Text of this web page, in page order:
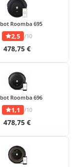
Roomba 695
2,5 /10
478,75 €
Roomba 696
1,1 /10
478,75 €